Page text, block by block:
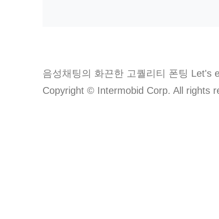
음성채팅의 화끈한 고퀄리티 폰팅 Let's
Copyright © Intermobid Corp. All rights